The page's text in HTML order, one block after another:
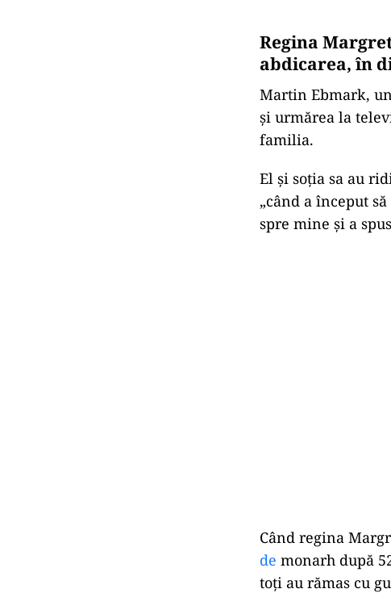
Regina
abdicarea, în
Martin Ebmark,
și urmărea la
familia.
El și soția sa au
„când a început
spre mine și a
Când regina
de monarh după
toți au rămas cu